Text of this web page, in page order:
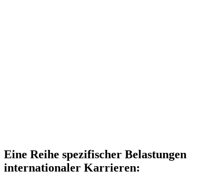
Eine Reihe spezifischer Belastungen
internationaler Karrieren: